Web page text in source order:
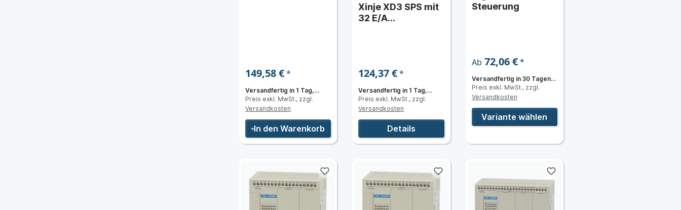
149,58 €*
Versandfertig in 1 Tag,
Lieferzeit 3 bis 5 Tage
Preis exkl. MwSt., zzgl.
Versandkosten
In den Warenkorb
Xinje XD3 SPS mit
32 E/A
124,37 €*
Versandfertig in 1 Tag,
Lieferzeit 3 bis 5 Tage
Preis exkl. MwSt., zzgl.
Versandkosten
Details
Steuerung
Ab 72,06 €*
Versandfertig in 30 Tagen,
Lieferzeit 3 bis 5 Tage
Preis exkl. MwSt., zzgl.
Versandkosten
Variante wählen